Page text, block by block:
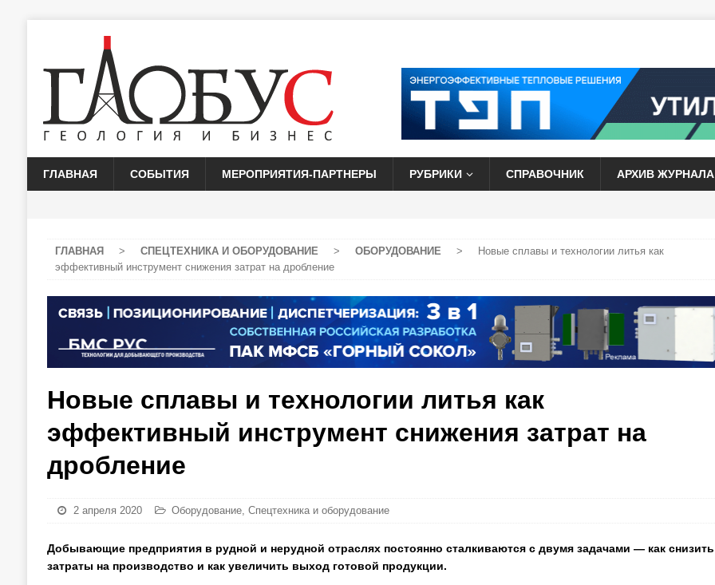
ГЛАВНАЯ СОБЫТИЯ МЕРОПРИЯТИЯ-ПАРТНЕРЫ РУБРИКИ СПРАВОЧНИК АРХИВ ЖУРНАЛА
ГЛАВНАЯ > СПЕЦТЕХНИКА И ОБОРУДОВАНИЕ > ОБОРУДОВАНИЕ >
Новые сплавы и технологии литья как
эффективный инструмент снижения затрат на дробление
Новые сплавы и технологии литья как
эффективный инструмент снижения затрат на
дробление
2 апреля 2020 Оборудование, Спецтехника и оборудование
Добывающие предприятия в рудной и нерудной отраслях постоянно сталкиваются с двумя задачами — как снизить
затраты на производство и как увеличить выход готовой продукции.